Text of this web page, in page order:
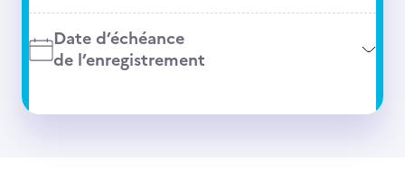
Date d’échéance
de l’enregistrement